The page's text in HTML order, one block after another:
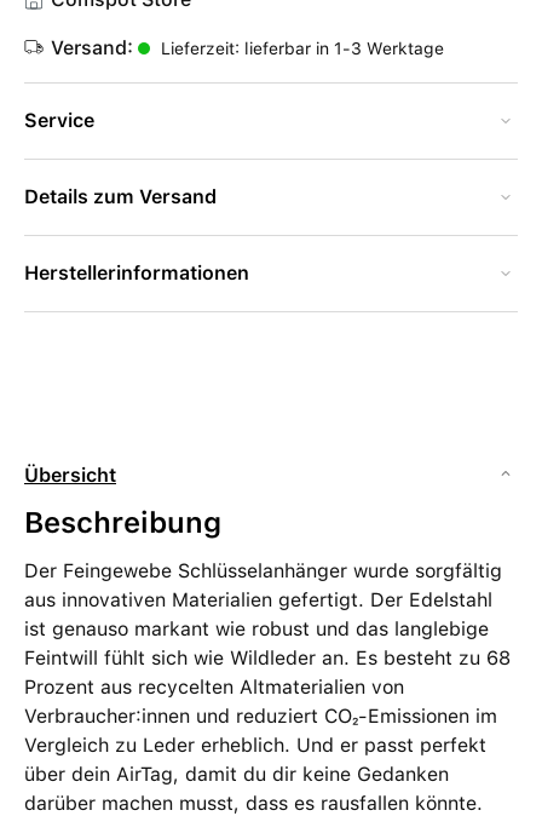
Versand: Lieferzeit: lieferbar in 1-3 Werktage
Service
Details zum Versand
Herstellerinformationen
Übersicht
Beschreibung
Der Feingewebe Schlüsselanhänger wurde sorgfältig
aus innovativen Materialien gefertigt. Der Edelstahl
ist genauso markant wie robust und das langlebige
Feintwill fühlt sich wie Wildleder an. Es besteht zu 68
Prozent aus recycelten Altmaterialien von
Verbraucher:innen und reduziert CO₂-Emissionen im
Vergleich zu Leder erheblich. Und er passt perfekt
über dein AirTag, damit du dir keine Gedanken
darüber machen musst, dass es rausfallen könnte.